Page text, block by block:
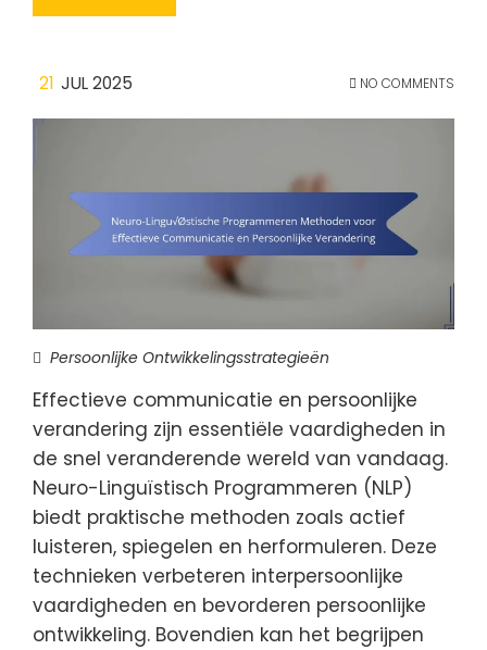
21 JUL 2025 NO COMMENTS
Persoonlijke Ontwikkelingsstrategieën
Effectieve communicatie en persoonlijke
verandering zijn essentiële vaardigheden in
de snel veranderende wereld van vandaag.
Neuro-Linguïstisch Programmeren (NLP)
biedt praktische methoden zoals actief
luisteren, spiegelen en herformuleren. Deze
technieken verbeteren interpersoonlijke
vaardigheden en bevorderen persoonlijke
ontwikkeling. Bovendien kan het begrijpen